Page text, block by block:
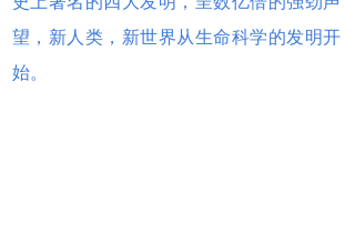
望，新人类，新世界从生命科学的发明开
始。